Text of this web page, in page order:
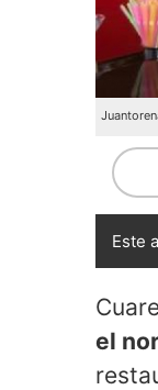
Este
el